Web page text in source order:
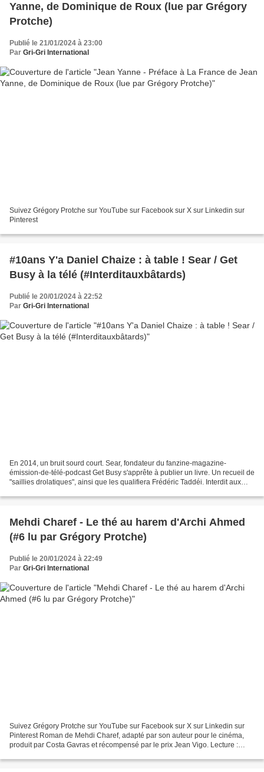
Yanne, de Dominique de Roux (lue par Grégory
Protche)
Publié le 21/01/2024 à 23:00
Par Gri-Gri International
Suivez Grégory Protche sur YouTube sur Facebook sur X sur Linkedin sur
Pinterest
#10ans Y'a Daniel Chaize : à table ! Sear / Get
Busy à la télé (#Interditauxbâtards)
Publié le 20/01/2024 à 22:52
Par Gri-Gri International
En 2014, un bruit sourd court. Sear, fondateur du fanzine-magazine-
émission-de-télé-podcast Get Busy s'apprête à publier un livre. Un recueil de
"saillies drolatiques", ainsi que les qualifiera Frédéric Taddéi. Interdit aux
Mehdi Charef - Le thé au harem d'Archi Ahmed
(#6 lu par Grégory Protche)
Publié le 20/01/2024 à 22:49
Par Gri-Gri International
Suivez Grégory Protche sur YouTube sur Facebook sur X sur Linkedin sur
Pinterest Roman de Mehdi Charef, adapté par son auteur pour le cinéma,
produit par Costa Gavras et récompensé par le prix Jean Vigo. Lecture :